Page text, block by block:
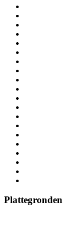
Plattegronden